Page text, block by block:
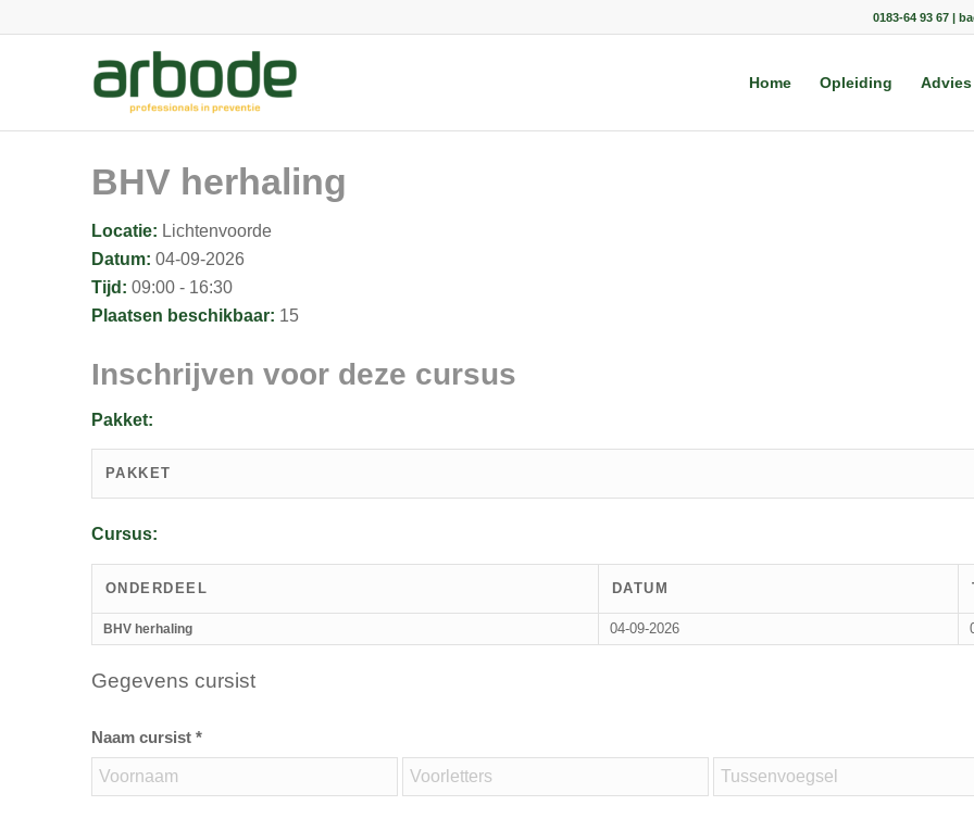
0183-64 93 67 |
Home Opleiding Advies
BHV herhaling
Locatie: Lichtenvoorde
Datum: 04-09-2026
Tijd: 09:00 - 16:30
Plaatsen beschikbaar: 15
Inschrijven voor deze cursus
Pakket:
PAKKET
Cursus:
ONDERDEEL DATUM
BHV herhaling 04-09-2026
Gegevens cursist
Naam cursist *